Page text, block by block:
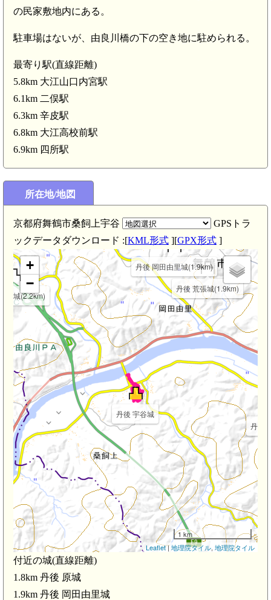
の民家敷地内にある。
駐車場はないが、由良川橋の下の空き地に駐められる。
最寄り駅(直線距離)
5.8km 大江山口内宮駅
6.1km 二俣駅
6.3km 辛皮駅
6.8km 大江高校前駅
6.9km 四所駅
所在地/地図
京都府舞鶴市桑飼上宇谷
GPSトラ
ックデータダウンロード :[KML形式 ][GPX形式 ]
丹後 宇谷城
丹後
丹後 岡田由里城(1.9km)
丹後 荒張城(1.9km)
俣城(2.2km)
丹後 岡田由里滝城(2.5km)
+
−
1 km
Leaflet|地理院タイル, 地理院タイル
付近の城(直線距離)
1.8km 丹後 原城
1.9km 丹後 岡田由里城